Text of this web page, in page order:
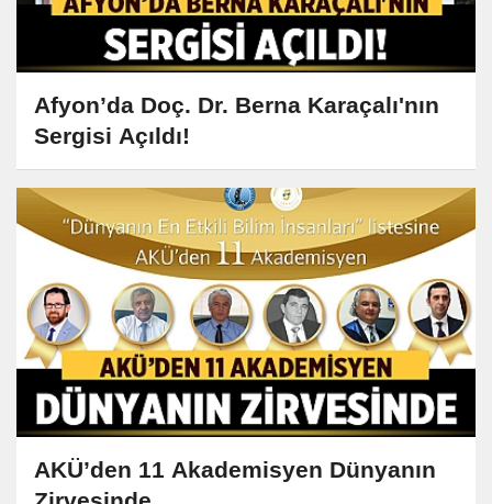
Afyon’da Doç. Dr. Berna Karaçalı'nın
Sergisi Açıldı!
AKÜ’den 11 Akademisyen Dünyanın